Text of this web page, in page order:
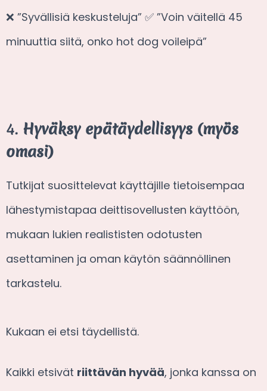
❌ ”Syvällisiä keskusteluja” ✅ ”Voin väitellä 45
minuuttia siitä, onko hot dog voileipä”
4. Hyväksy epätäydellisyys (myös
omasi)
Tutkijat suosittelevat käyttäjille tietoisempaa
lähestymistapaa deittisovellusten käyttöön,
mukaan lukien realististen odotusten
asettaminen ja oman käytön säännöllinen
tarkastelu.
Kukaan ei etsi täydellistä.
Kaikki etsivät riittävän hyvää, jonka kanssa on